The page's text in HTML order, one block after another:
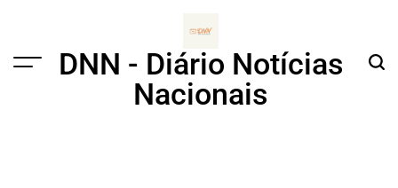
Menu
DNN - Diário Notícias
Nacionais